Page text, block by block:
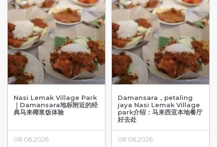
Nasi Lemak Village Park
｜Damansara地标附近的经
典马来椰浆饭体验
08.06.2026
Damansara，petaling
jaya Nasi Lemak Village
park介绍：马来西亚本地餐厅
好去处
08.06.2026